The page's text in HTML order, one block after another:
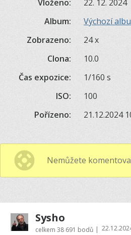
Vloženo:
22. 12. 2024
Album:
Výchozí
Zobrazeno:
24 x
Clona:
10.0
Čas expozice:
1/160 s
ISO:
100
Pořízeno:
21.12.2024
Nemůžete
Sysho
celkem 38 691 bodů |